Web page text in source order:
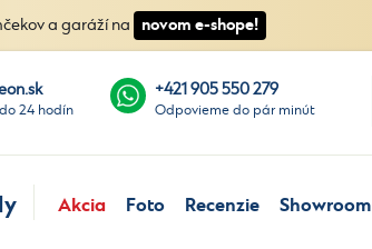
a garáží na novom e-shope!
24 hodín
+421 905 550 279
Odpovieme do pár minút
Akcia Foto Recenzie Showroom